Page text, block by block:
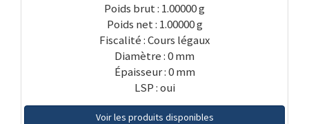
Poids brut : 1.00000 g
Poids net : 1.00000 g
Fiscalité : Cours légaux
Diamètre : 0 mm
Épaisseur : 0 mm
LSP : oui
Voir les produits disponibles